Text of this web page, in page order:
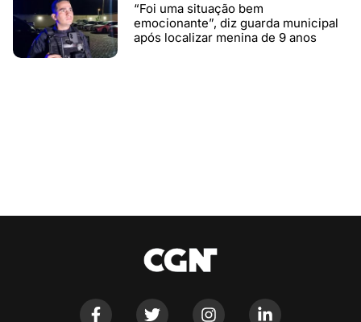
“Foi uma situação bem
emocionante”, diz guarda municipal
após localizar menina de 9 anos